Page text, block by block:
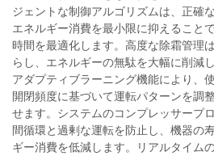
ジェントな制御アルゴリズムは、正確
エネルギー消費を最小限に抑えること
時間を最適化します。高度な除霜管理
らし、エネルギーの無駄を大幅に削減
アダプティブラーニング機能により、
開閉頻度に基づいて運転パターンを調
せます。システムのコンプレッサープ
間循環と過剰な運転を防止し、機器の
ギー消費を低減します。リアルタイム